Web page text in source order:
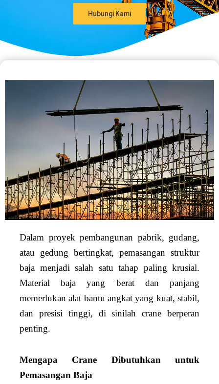
Hubungi Kami
Dalam proyek pembangunan pabrik, gudang,
atau gedung bertingkat, pemasangan struktur
baja menjadi salah satu tahap paling krusial.
Material baja yang berat dan panjang
memerlukan alat bantu angkat yang kuat, stabil,
dan presisi tinggi, di sinilah crane berperan
penting.
Mengapa Crane Dibutuhkan untuk
Pemasangan Baja